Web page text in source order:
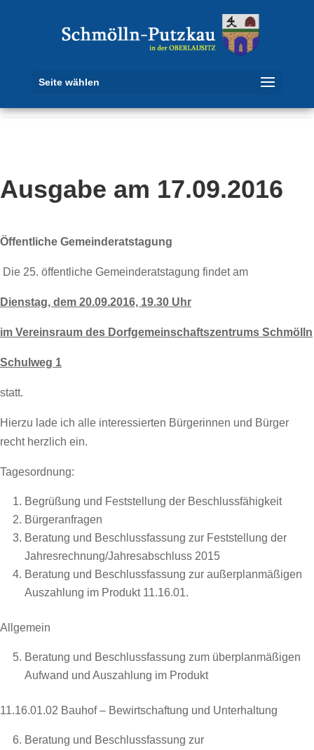
Seite wählen
Ausgabe am 17.09.2016
Öffentliche Gemeinderatstagung
Die 25. öffentliche Gemeinderatstagung findet am
Dienstag, dem 20.09.2016, 19.30 Uhr
im Vereinsraum des Dorfgemeinschaftszentrums Schmölln
Schulweg 1
statt.
Hierzu lade ich alle interessierten Bürgerinnen und Bürger
recht herzlich ein.
Tagesordnung:
Begrüßung und Feststellung der Beschlussfähigkeit
Bürgeranfragen
Beratung und Beschlussfassung zur Feststellung der
Jahresrechnung/Jahresabschluss 2015
Beratung und Beschlussfassung zur außerplanmäßigen
Auszahlung im Produkt 11.16.01.
Allgemein
Beratung und Beschlussfassung zum überplanmäßigen
Aufwand und Auszahlung im Produkt
11.16.01.02 Bauhof – Bewirtschaftung und Unterhaltung
Beratung und Beschlussfassung zur